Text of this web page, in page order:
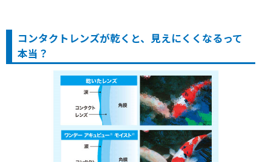
コンタクトレンズが乾くと、見えにくくなるって
本当？